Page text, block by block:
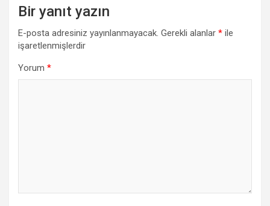
Bir yanıt yazın
E-posta adresiniz yayınlanmayacak. Gerekli alanlar * ile
işaretlenmişlerdir
Yorum *